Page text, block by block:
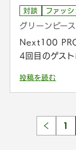
対談 ファッシ
グリーンピー
Next100
4回目のゲス
投稿を読む
1